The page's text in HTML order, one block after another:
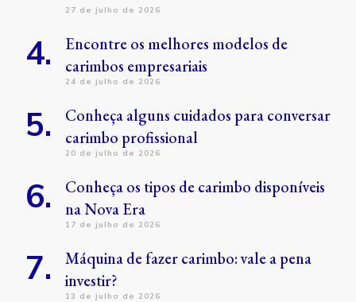
27 de julho de 2026
Encontre os melhores modelos de
carimbos empresariais
24 de julho de 2026
Conheça alguns cuidados para conversar
carimbo profissional
20 de julho de 2026
Conheça os tipos de carimbo disponíveis
na Nova Era
17 de julho de 2026
Máquina de fazer carimbo: vale a pena
investir?
13 de julho de 2026